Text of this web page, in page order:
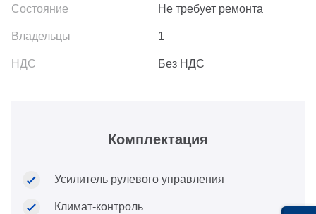
Не требует ремонта
1
Без НДС
Комплектация
Усилитель рулевого управления
Климат-контроль